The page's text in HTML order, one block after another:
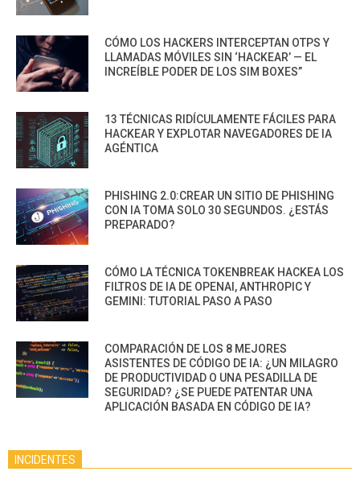
CÓMO LOS HACKERS INTERCEPTAN OTPS Y
LLAMADAS MÓVILES SIN ‘HACKEAR’ — EL
INCREÍBLE PODER DE LOS SIM BOXES”
13 TÉCNICAS RIDÍCULAMENTE FÁCILES PARA
HACKEAR Y EXPLOTAR NAVEGADORES DE IA
AGÉNTICA
PHISHING 2.0:CREAR UN SITIO DE PHISHING
CON IA TOMA SOLO 30 SEGUNDOS. ¿ESTÁS
PREPARADO?
CÓMO LA TÉCNICA TOKENBREAK HACKEA LOS
FILTROS DE IA DE OPENAI, ANTHROPIC Y
GEMINI: TUTORIAL PASO A PASO
COMPARACIÓN DE LOS 8 MEJORES
ASISTENTES DE CÓDIGO DE IA: ¿UN MILAGRO
DE PRODUCTIVIDAD O UNA PESADILLA DE
SEGURIDAD? ¿SE PUEDE PATENTAR UNA
APLICACIÓN BASADA EN CÓDIGO DE IA?
INCIDENTES